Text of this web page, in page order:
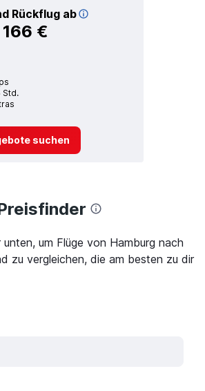
Rückflug ab
166 €
Std.
suchen
um Flüge von Hamburg nach
zu vergleichen, die am besten zu dir